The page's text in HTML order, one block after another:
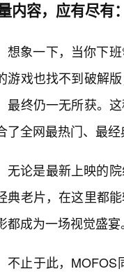
内容，应有尽有
想象一下，当你下
游戏也找不到破解
最终仍一无所获。
了全网最热门、最经
无论是最新上映的
典老片，在这里都
都成为一场视觉盛宴
不止于此，MOFOS